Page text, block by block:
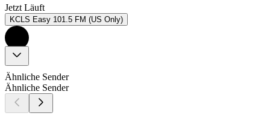
Jetzt Läuft
KCLS Easy 101.5 FM (US Only)
Ähnliche Sender
Ähnliche Sender